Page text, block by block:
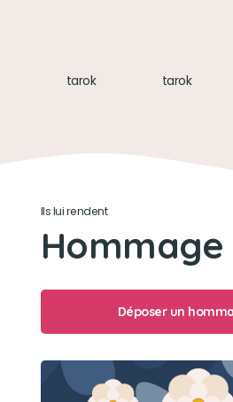
être toujours en compagnie
tarok tarok
Ils lui rendent
Hommage
Déposer un